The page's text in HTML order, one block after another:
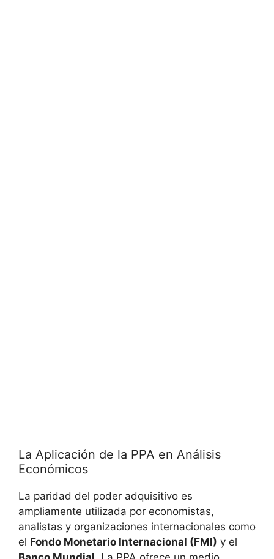
La Aplicación ⁤de la PPA ‍en Análisis
Económicos
La paridad del poder adquisitivo es
ampliamente ⁢utilizada ‌por economistas,⁣
analistas y ‌organizaciones internacionales como‌
el Fondo Monetario Internacional (FMI) y el